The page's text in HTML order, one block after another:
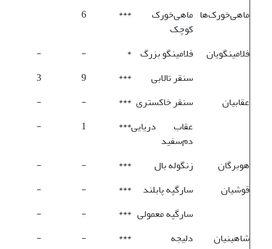
ماهی‌خورک‌ها ماهی‌خورک
کوچک
***
6
فلامینگویان فلامینگو بزرگ *
-
-
عقابیان
سنقر تالابی ***
9
3
سنقر خاکستری ***
-
-
عقاب دریایی
دم‌سفید
***
1
-
هوبرگان زنگوله بال ***
-
-
قوشیان
سارگپه پابلند ***
-
-
سارگپه معمولی ***
-
-
شاهینیان
دلیجه ***
-
-